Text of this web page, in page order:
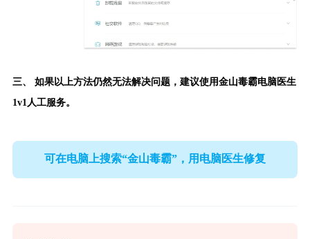
三、 如果以上方法仍然无法解决问题，建议使用金山毒霸电脑医生
1v1人工服务。
可在电脑上搜索“金山毒霸”，用电脑医生修复